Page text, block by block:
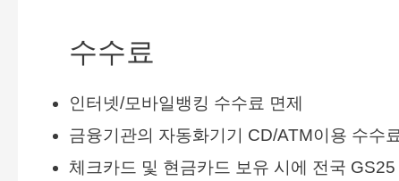
수수료
인터넷/모바일뱅킹 수수료 면제
금융기관의 자동화기기 CD/ATM이용 수수
체크카드 및 현금카드 보유 시에 전국